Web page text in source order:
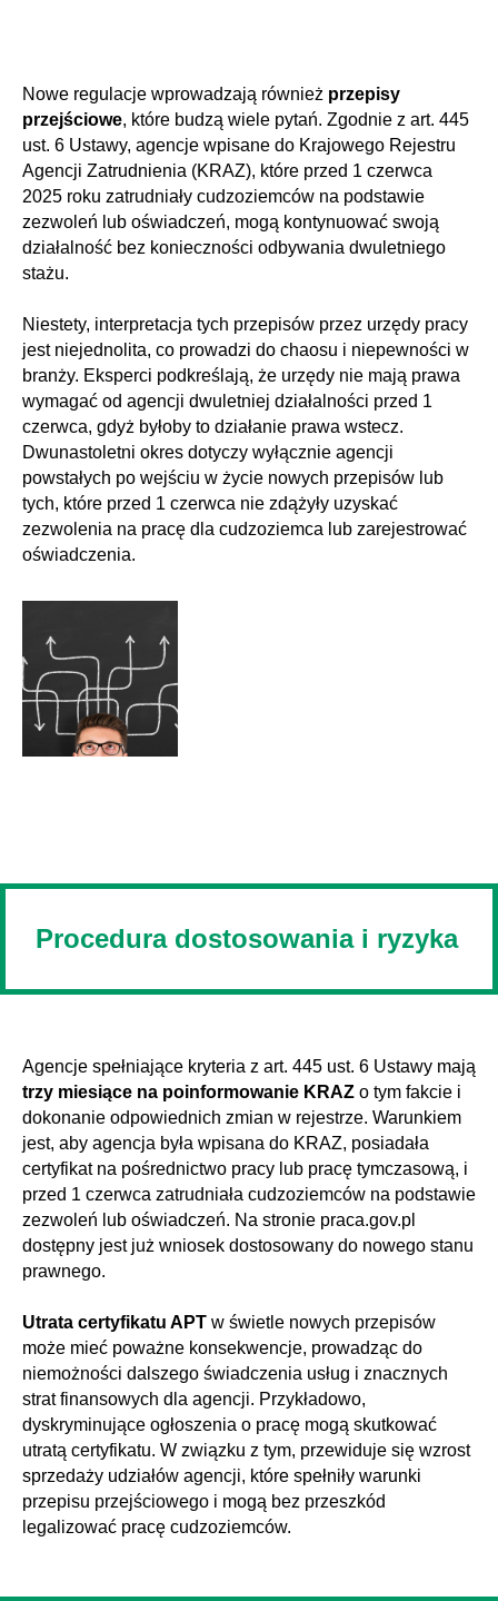
Nowe regulacje wprowadzają również przepisy
przejściowe, które budzą wiele pytań. Zgodnie z art. 445
ust. 6 Ustawy, agencje wpisane do Krajowego Rejestru
Agencji Zatrudnienia (KRAZ), które przed 1 czerwca
2025 roku zatrudniały cudzoziemców na podstawie
zezwoleń lub oświadczeń, mogą kontynuować swoją
działalność bez konieczności odbywania dwuletniego
stażu.
Niestety, interpretacja tych przepisów przez urzędy pracy
jest niejednolita, co prowadzi do chaosu i niepewności w
branży. Eksperci podkreślają, że urzędy nie mają prawa
wymagać od agencji dwuletniej działalności przed 1
czerwca, gdyż byłoby to działanie prawa wstecz.
Dwunastoletni okres dotyczy wyłącznie agencji
powstałych po wejściu w życie nowych przepisów lub
tych, które przed 1 czerwca nie zdążyły uzyskać
zezwolenia na pracę dla cudzoziemca lub zarejestrować
oświadczenia.
Procedura dostosowania i ryzyka
Agencje spełniające kryteria z art. 445 ust. 6 Ustawy mają
trzy miesiące na poinformowanie KRAZ o tym fakcie i
dokonanie odpowiednich zmian w rejestrze. Warunkiem
jest, aby agencja była wpisana do KRAZ, posiadała
certyfikat na pośrednictwo pracy lub pracę tymczasową, i
przed 1 czerwca zatrudniała cudzoziemców na podstawie
zezwoleń lub oświadczeń. Na stronie praca.gov.pl
dostępny jest już wniosek dostosowany do nowego stanu
prawnego.
Utrata certyfikatu APT w świetle nowych przepisów
może mieć poważne konsekwencje, prowadząc do
niemożności dalszego świadczenia usług i znacznych
strat finansowych dla agencji. Przykładowo,
dyskryminujące ogłoszenia o pracę mogą skutkować
utratą certyfikatu. W związku z tym, przewiduje się wzrost
sprzedaży udziałów agencji, które spełniły warunki
przepisu przejściowego i mogą bez przeszkód
legalizować pracę cudzoziemców.